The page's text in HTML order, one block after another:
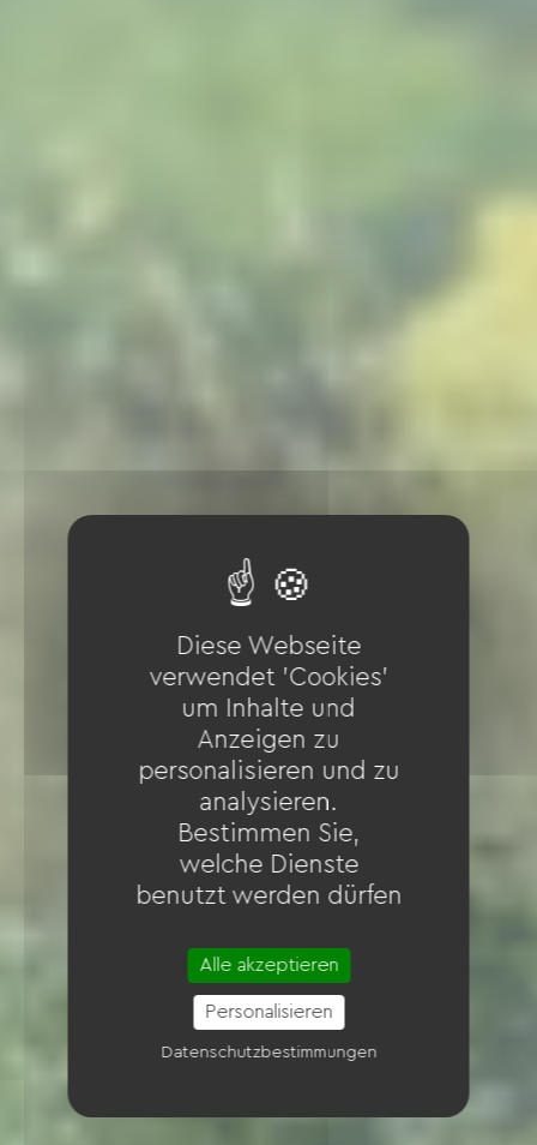
Diese Webseite
verwendet 'Cookies'
um Inhalte und
Anzeigen zu
personalisieren und zu
analysieren.
Bestimmen Sie,
welche Dienste
benutzt werden dürfen
Alle akzeptieren
Personalisieren
Datenschutzbestimmungen